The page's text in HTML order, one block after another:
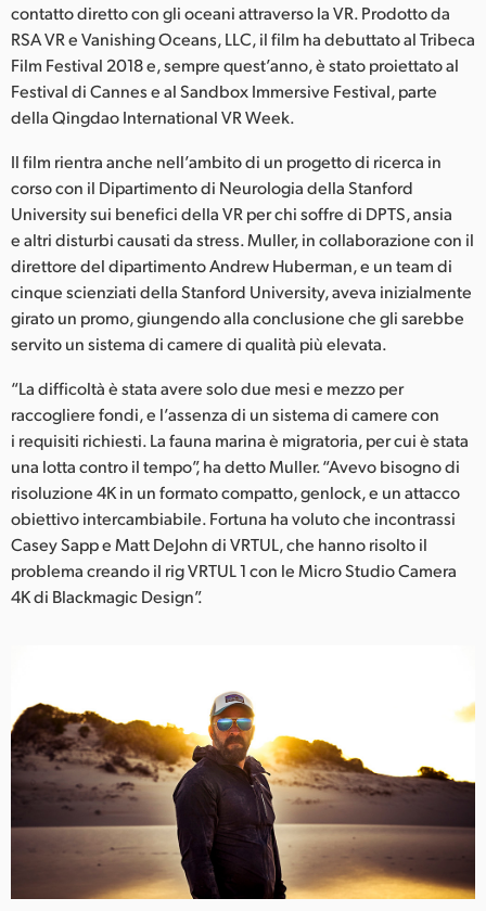
Norway
Poland
Portugal
Singapore
South Africa
Spain
Sweden
Chinese Taipei
Turkey
UAE
Ukraine
United Kingdom
contatto diretto con gli oceani attraverso la VR. Prodotto da
RSA VR e Vanishing Oceans, LLC, il film ha debuttato al Tribeca
Film Festival 2018 e, sempre quest’anno, è stato proiettato al
Festival di Cannes e al Sandbox Immersive Festival, parte
della Qingdao International VR Week.
Il film rientra anche nell’ambito di un progetto di ricerca in
corso con il Dipartimento di Neurologia della Stanford
University sui benefici della VR per chi soffre di DPTS, ansia
e altri disturbi causati da stress. Muller, in collaborazione con il
direttore del dipartimento Andrew Huberman, e un team di
cinque scienziati della Stanford University, aveva inizialmente
girato un promo, giungendo alla conclusione che gli sarebbe
servito un sistema di camere di qualità più elevata.
“La difficoltà è stata avere solo due mesi e mezzo per
raccogliere fondi, e l’assenza di un sistema di camere con
i requisiti richiesti. La fauna marina è migratoria, per cui è stata
una lotta contro il tempo”, ha detto Muller. “Avevo bisogno di
risoluzione 4K in un formato compatto, genlock, e un attacco
obiettivo intercambiabile. Fortuna ha voluto che incontrassi
Casey Sapp e Matt DeJohn di VRTUL, che hanno risolto il
problema creando il rig VRTUL 1 con le Micro Studio Camera
4K di Blackmagic Design”.